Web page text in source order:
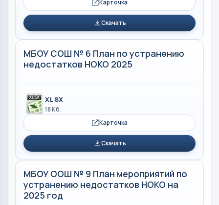
Карточка
Скачать
МБОУ СОШ № 6 План по устранению
недостатков НОКО 2025
XLSX
18 Кб
Карточка
Скачать
МБОУ ООШ № 9 План мероприятий по
устранению недостатков НОКО на
2025 год